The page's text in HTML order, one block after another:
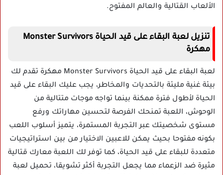
الألعاب القتالية والعالم المفتوح.
تنزيل لعبة البقاء على قيد الحياة Monster Survivors
مهكرة
لعبة البقاء على قيد الحياة Monster Survivors مهكرة تقدم لك
بيئة غنية مليئة بالتحديات والمخاطر، يجب عليك البقاء على قيد
الحياة لأطول فترة ممكنة بينما تواجه موجات متتالية من
الوحوش، اللعبة تمنحك الفرصة لتحسين مهاراتك ورفع
مستوى شخصيتك عبر التجربة المستمرة، يتميز أسلوب اللعب
بكونه مفتوحا بحيث يمكن للاعبين الاختيار من بين استراتيجيات
متعددة للبقاء على قيد الحياة، كما توفر لك اللعبة معارك قتالية
مثيرة ضد الزعماء مما يجعل التجربة أكثر تشويقا، تحميل لعبة